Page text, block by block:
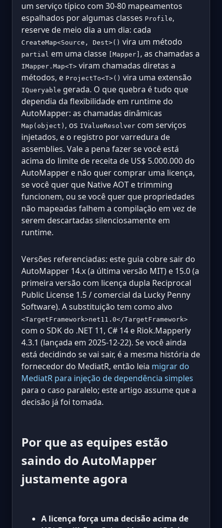
um serviço típico com 30-80 mapeamentos
espalhados por algumas classes Profile,
reserve de meio dia a um dia: cada
CreateMap<Source, Dest>() vira um método
partial em uma classe [Mapper] , as chamadas a
IMapper.Map<T> viram chamadas diretas a
métodos, e ProjectTo<T>() vira uma extensão
IQueryable gerada. O que quebra é tudo que
dependia da flexibilidade em runtime do
AutoMapper: as chamadas dinâmicas
Map(object) , os IValueResolver com serviços
injetados, e o registro por varredura de
assemblies. Vale a pena fazer se você está
acima do limite de receita de US$ 5.000.000 do
AutoMapper e não quer comprar uma licença,
se você quer que Native AOT e trimming
funcionem, ou se você quer que propriedades
não mapeadas falhem a compilação em vez de
serem descartadas silenciosamente em
runtime.
Versões referenciadas: este guia cobre sair do
AutoMapper 14.x (a última versão MIT) e 15.0 (a
primeira versão com licença dupla Reciprocal
Public License 1.5 / comercial da Lucky Penny
Software). A substituição tem como alvo
<TargetFramework>net11.0</TargetFramework>
com o SDK do .NET 11, C# 14 e Riok.Mapperly
4.3.1 (lançada em 2025-12-22). Se você ainda
está decidindo se vai sair, é a mesma história de
fornecedor do MediatR, então leia migrar do
MediatR para injeção de dependência simples
para o caso paralelo; este artigo assume que a
decisão já foi tomada.
Por que as equipes estão
saindo do AutoMapper
justamente agora
A licença força uma decisão acima de